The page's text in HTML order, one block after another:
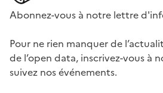
Abonnez-vous à notre lettre
Pour ne rien manquer de
de l’open data, inscrivez-vous à
suivez nos événements.